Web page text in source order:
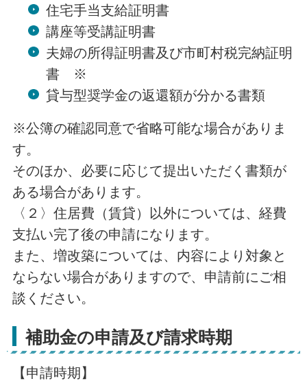
住宅手当支給証明書
講座等受講証明書
夫婦の所得証明書及び市町村税完納証明
書 ※
貸与型奨学金の返還額が分かる書類
※公簿の確認同意で省略可能な場合がありま
す。
そのほか、必要に応じて提出いただく書類が
ある場合があります。
〈２〉住居費（賃貸）以外については、経費
支払い完了後の申請になります。
また、増改築については、内容により対象と
ならない場合がありますので、申請前にご相
談ください。
補助金の申請及び請求時期
【申請時期】